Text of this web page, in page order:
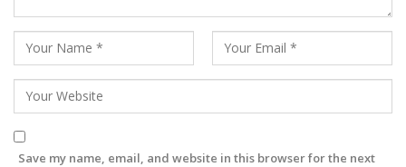
Save my name, email, and website in this browser for the next